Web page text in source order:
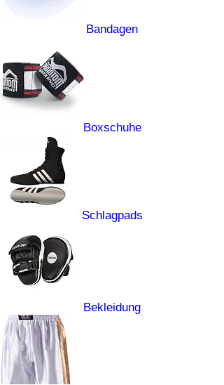
Bandagen
Boxschuhe
Schlagpads
Bekleidung